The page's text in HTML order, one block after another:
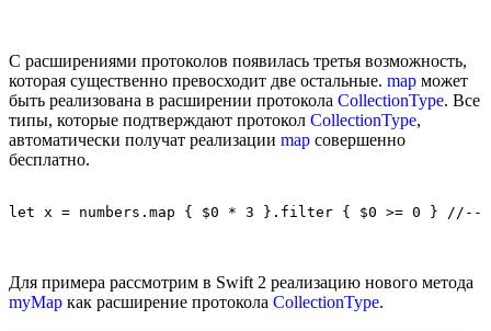
С расширениями протоколов появилась третья возможность,
которая существенно превосходит две остальные. map может
быть реализована в расширении протокола CollectionType. Все
типы, которые подтверждают протокол CollectionType,
автоматически получат реализации map совершенно
бесплатно.
Для примера рассмотрим в Swift 2 реализацию нового метода
myMap как расширение протокола CollectionType.